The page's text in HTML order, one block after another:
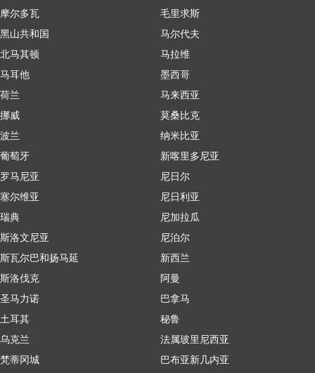
摩尔多瓦
黑山共和国
北马其顿
马耳他
荷兰
挪威
波兰
葡萄牙
罗马尼亚
塞尔维亚
瑞典
斯洛文尼亚
斯瓦尔巴和扬马延
斯洛伐克
圣马力诺
土耳其
乌克兰
梵蒂冈城
毛里求斯
马尔代夫
马拉维
墨西哥
马来西亚
莫桑比克
纳米比亚
新喀里多尼亚
尼日尔
尼日利亚
尼加拉瓜
尼泊尔
新西兰
阿曼
巴拿马
秘鲁
法属玻里尼西亚
巴布亚新几内亚